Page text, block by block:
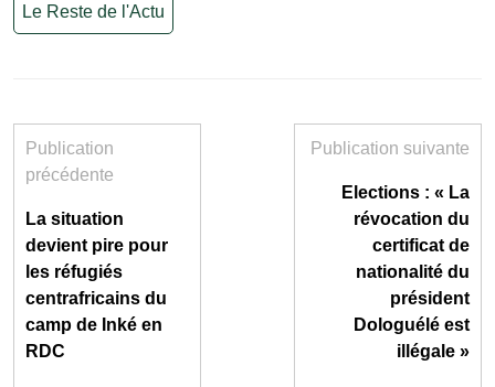
Le Reste de l'Actu
Publication
précédente
La situation
devient pire pour
les réfugiés
centrafricains du
camp de Inké en
RDC
Publication suivante
Elections : « La
révocation du
certificat de
nationalité du
président
Dologuélé est
illégale »